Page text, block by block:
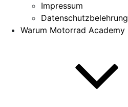
Impressum
Datenschutzbelehrung
Warum Motorrad Academy